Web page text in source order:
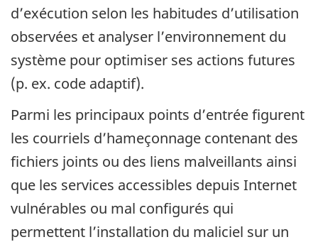
d’exécution selon les habitudes d’utilisation
observées et analyser l’environnement du
système pour optimiser ses actions futures
(p. ex. code adaptif).
Parmi les principaux points d’entrée figurent
les courriels d’hameçonnage contenant des
fichiers joints ou des liens malveillants ainsi
que les services accessibles depuis Internet
vulnérables ou mal configurés qui
permettent l’installation du maliciel sur un